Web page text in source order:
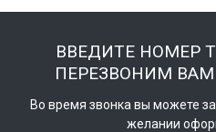
ВВЕДИТЕ НОМЕР
ПЕРЕЗВОНИМ ВАМ
Во время звонка вы можете
желании